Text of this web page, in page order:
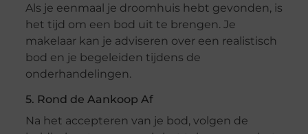
Als je eenmaal je droomhuis hebt gevonden, is
het tijd om een bod uit te brengen. Je
makelaar kan je adviseren over een realistisch
bod en je begeleiden tijdens de
onderhandelingen.
5. Rond de Aankoop Af
Na het accepteren van je bod, volgen de